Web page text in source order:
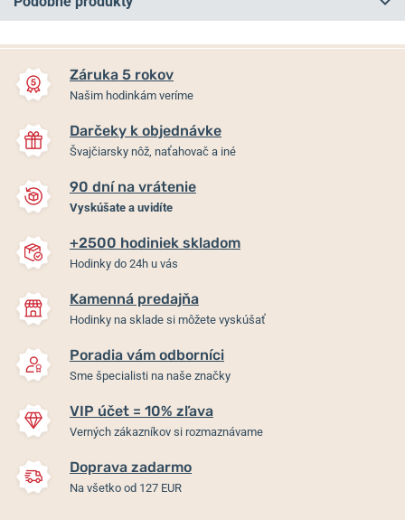
Junghans 1972 Mega Solar
56/4611.44
890 €
Záruka 5 rokov
Našim hodinkám veríme
Darčeky k objednávke
Švajčiarsky nôž, naťahovač a iné
90 dní na vrátenie
Vyskúšate a uvidíte
+2500 hodiniek skladom
Hodinky do 24h u vás
Kamenná predajňa
Hodinky na sklade si môžete vyskúšať
Poradia vám odborníci
Sme špecialisti na naše značky
VIP účet = 10% zľava
Verných zákazníkov si rozmaznávame
Doprava zadarmo
Na všetko od 127 EUR